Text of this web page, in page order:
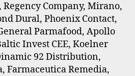
Company, Mirano,
Dural, Phoenix Contact,
Parmafood, Apollo
Invest CEE, Koelner
92 Distribution,
Farmaceutica Remedia,